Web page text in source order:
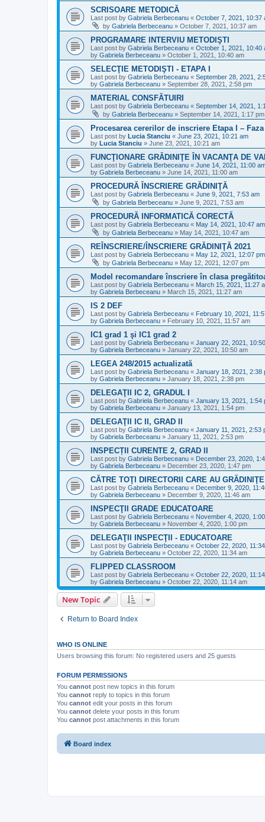
SCRISOARE METODICĂ
Last post by Gabriela Berbeceanu « October 7, 2021, 10:37
by Gabriela Berbeceanu » October 7, 2021, 10:37 am
PROGRAMARE INTERVIU METODIŞTI
Last post by Gabriela Berbeceanu « October 1, 2021, 10:40
by Gabriela Berbeceanu » October 1, 2021, 10:40 am
SELECŢIE METODIŞTI - ETAPA I
Last post by Gabriela Berbeceanu « September 28, 2021,
by Gabriela Berbeceanu » September 28, 2021, 2:58 pm
MATERIAL CONSFĂTUIRI
Last post by Gabriela Berbeceanu « September 14, 2021,
by Gabriela Berbeceanu » September 14, 2021, 1:17 pm
Procesarea cererilor de inscriere Etapa I – Faza
Last post by Lucia Stanciu « June 23, 2021, 10:21 am
by Lucia Stanciu » June 23, 2021, 10:21 am
FUNCŢIONARE GRĂDINIŢE ÎN VACANŢA DE
Last post by Gabriela Berbeceanu « June 14, 2021, 11:00
by Gabriela Berbeceanu » June 14, 2021, 11:00 am
PROCEDURĂ ÎNSCRIERE GRĂDINIŢĂ
Last post by Gabriela Berbeceanu « June 9, 2021, 7:53 am
by Gabriela Berbeceanu » June 9, 2021, 7:53 am
PROCEDURĂ INFORMATICĂ CORECTĂ
Last post by Gabriela Berbeceanu « May 14, 2021, 10:47 am
by Gabriela Berbeceanu » May 14, 2021, 10:47 am
REÎNSCRIERE/ÎNSCRIERE GRĂDINIŢĂ 2021
Last post by Gabriela Berbeceanu « May 12, 2021, 12:07 pm
by Gabriela Berbeceanu » May 12, 2021, 12:07 pm
Model recomandare înscriere în clasa
Last post by Gabriela Berbeceanu « March 15, 2021, 11:27
by Gabriela Berbeceanu » March 15, 2021, 11:27 am
IS 2 DEF
Last post by Gabriela Berbeceanu « February 10, 2021,
by Gabriela Berbeceanu » February 10, 2021, 11:57 am
IC1 grad 1 şi IC1 grad 2
Last post by Gabriela Berbeceanu « January 22, 2021,
by Gabriela Berbeceanu » January 22, 2021, 10:50 am
LEGEA 248/2015 actualizată
Last post by Gabriela Berbeceanu « January 18, 2021, 2:38
by Gabriela Berbeceanu » January 18, 2021, 2:38 pm
DELEGAŢII IC 2, GRADUL I
Last post by Gabriela Berbeceanu « January 13, 2021, 1:54
by Gabriela Berbeceanu » January 13, 2021, 1:54 pm
DELEGAŢII IC II, GRAD II
Last post by Gabriela Berbeceanu « January 11, 2021, 2:53
by Gabriela Berbeceanu » January 11, 2021, 2:53 pm
INSPECȚII CURENTE 2, GRAD II
Last post by Gabriela Berbeceanu « December 23, 2020,
by Gabriela Berbeceanu » December 23, 2020, 1:47 pm
CĂTRE TOŢI DIRECTORII CARE AU GRĂDINIŢE
Last post by Gabriela Berbeceanu « December 9, 2020,
by Gabriela Berbeceanu » December 9, 2020, 11:46 am
INSPECŢII GRADE EDUCATOARE
Last post by Gabriela Berbeceanu « November 4, 2020,
by Gabriela Berbeceanu » November 4, 2020, 1:00 pm
DELEGAŢII INSPECŢII - EDUCATOARE
Last post by Gabriela Berbeceanu « October 22, 2020,
by Gabriela Berbeceanu » October 22, 2020, 11:34 am
FLIPPED CLASSROOM
Last post by Gabriela Berbeceanu « October 22, 2020,
by Gabriela Berbeceanu » October 22, 2020, 11:14 am
New Topic
Return to Board Index
WHO IS ONLINE
Users browsing this forum: No registered users and 25 guests
FORUM PERMISSIONS
You cannot post new topics in this forum
You cannot reply to topics in this forum
You cannot edit your posts in this forum
You cannot delete your posts in this forum
You cannot post attachments in this forum
Board index